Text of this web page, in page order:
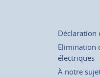
Déclaration
Elimination
électriques
À notre